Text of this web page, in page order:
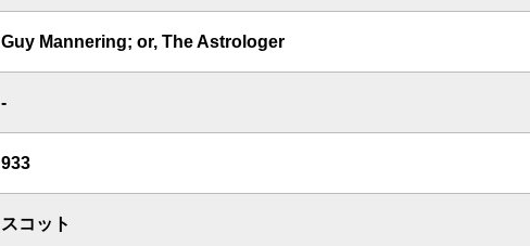
Guy Mannering; or, The Astrologer
-
933
スコット